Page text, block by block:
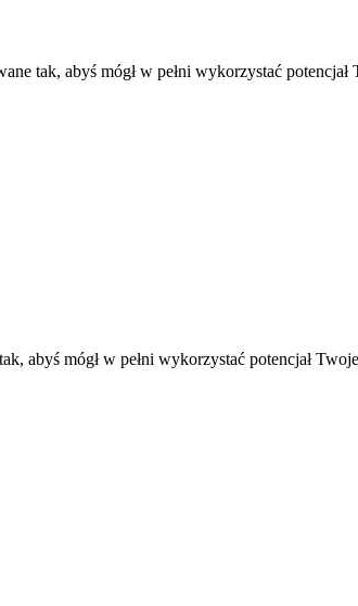
tak, abyś mógł w pełni wykorzystać potencjał
abyś mógł w pełni wykorzystać potencjał